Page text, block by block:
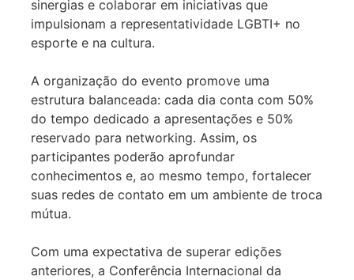
sinergias e colaborar em iniciativas que
impulsionam a representatividade LGBTI+ no
esporte e na cultura.
A organização do evento promove uma
estrutura balanceada: cada dia conta com 50%
do tempo dedicado a apresentações e 50%
reservado para networking. Assim, os
participantes poderão aprofundar
conhecimentos e, ao mesmo tempo, fortalecer
suas redes de contato em um ambiente de troca
mútua.
Com uma expectativa de superar edições
anteriores, a Conferência Internacional da